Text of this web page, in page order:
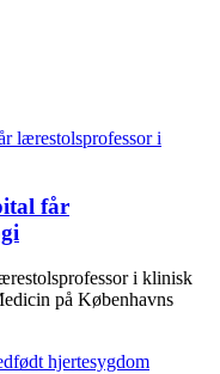
får
i klinisk
på Københavns